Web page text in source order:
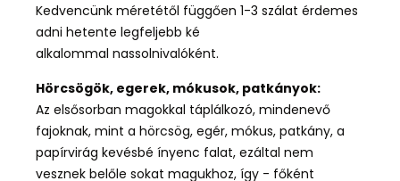
Kedvencünk méretétől függően 1-3 szálat érdemes
adni hetente legfeljebb ké
alkalommal nassolnivalóként.
Hörcsögök, egerek, mókusok, patkányok:
Az elsősorban magokkal táplálkozó, mindenevő
fajoknak, mint a hörcsög, egér, mókus, patkány, a
papírvirág kevésbé ínyenc falat, ezáltal nem
vesznek belőle sokat magukhoz, így - főként